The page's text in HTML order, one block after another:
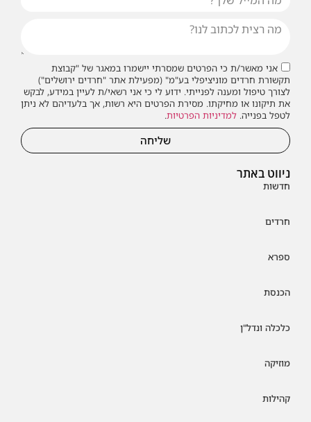
ניווט באתר
חדשות
חרדים
ספרא
הכנסת
כלכלה ונדל"ן
מוזיקה
קהילות
אני מאשר/ת כי הפרטים שמסרתי יישמרו במאגר של "קבוצת
תקשורת חרדים מוניציפלי בע"מ" (מפעילת אתר "חרדים ירושלים")
לצורך טיפול ומענה לפנייתי. ידוע לי כי אני רשאי/ת לעיין במידע, לבקש
את תיקונו או מחיקתו. מסירת הפרטים היא רשות, אך בלעדיהם לא ניתן
לטפל בפנייה. למדיניות הפרטיות.
שליחה